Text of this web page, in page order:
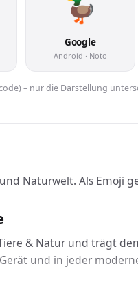
Google
Android · Noto
– nur die Darstellung
Naturwelt. Als Emoji
& Natur und trägt
und in jeder